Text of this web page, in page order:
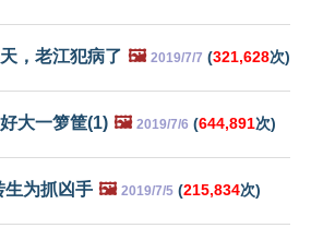
，老江犯病了 🖼️ 2019/7/7 (321,628次)
大一箩筐(1) 🖼️ 2019/7/6 (644,891次)
生为抓凶手 🖼️ 2019/7/5 (215,834次)